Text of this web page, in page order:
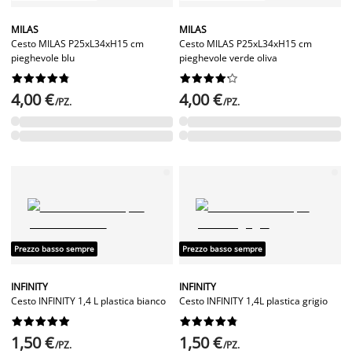
MILAS
Cesto MILAS P25xL34xH15 cm
pieghevole blu






4,00 €/PZ.
MILAS
Cesto MILAS P25xL34xH15 cm
pieghevole verde oliva






4,00 €/PZ.
Prezzo basso sempre
INFINITY
Cesto INFINITY 1,4 L plastica bianco






1,50 €/PZ.
Prezzo basso sempre
INFINITY
Cesto INFINITY 1,4L plastica grigio






1,50 €/PZ.